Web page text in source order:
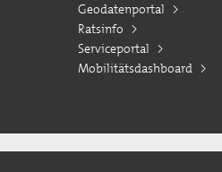
Geodatenportal
Ratsinfo
Serviceportal
Mobilitätsdashboard